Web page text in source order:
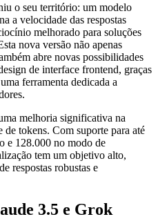
o seu território: um modelo
a velocidade das respostas
melhorado para soluções
nova versão não apenas
abre novas possibilidades
de interface frontend, graças
ferramenta dedicada a
melhoria significativa na
de tokens. Com suporte para até
e 128.000 no modo de
tem um objetivo alto,
respostas robustas e
3.5 e Grok